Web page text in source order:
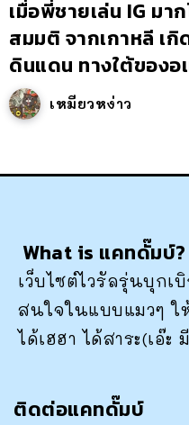
เมื่อพี่ชายเล่น IG มา
สมมติ จากเกาหลี เกิ
ดินแดน ทางใต้ของอ
เหมียวหง่าว
What is แคทดั๊มบ์?
เว็บไซต์ไวรัลรุ่นบุกเ
สนใจในแบบแมวๆ
ได้เฮฮา ได้สาระ(เอ๊ะ
ติดต่อแคทดั๊มบ์